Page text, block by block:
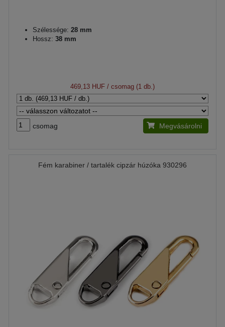
Szélessége: 28 mm
Hossz: 38 mm
469,13 HUF / csomag (1 db.)
csomag Megvásárolni
Fém karabiner / tartalék cipzár húzóka 930296